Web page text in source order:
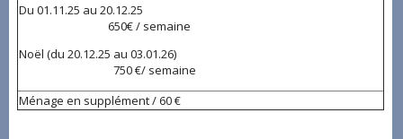
Du 01.11.25 au 20.12.25
650€ / semaine
Noël (du 20.12.25 au 03.01.26)
750 €/ semaine
Ménage en supplément / 60 €